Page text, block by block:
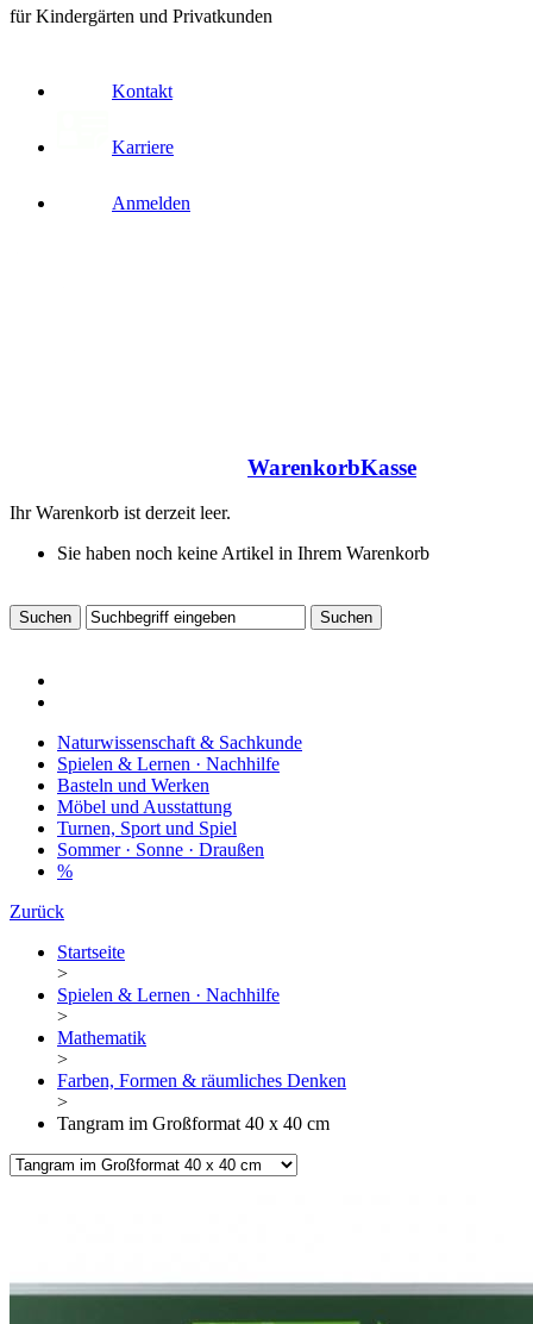
für Kindergärten und Privatkunden
Kontakt
Karriere
Anmelden
WarenkorbKasse
Ihr Warenkorb ist derzeit leer.
Sie haben noch keine Artikel in Ihrem Warenkorb
Naturwissenschaft & Sachkunde
Spielen & Lernen · Nachhilfe
Basteln und Werken
Möbel und Ausstattung
Turnen, Sport und Spiel
Sommer · Sonne · Draußen
%
Zurück
Startseite
>
Spielen & Lernen · Nachhilfe
>
Mathematik
>
Farben, Formen & räumliches Denken
>
Tangram im Großformat 40 x 40 cm